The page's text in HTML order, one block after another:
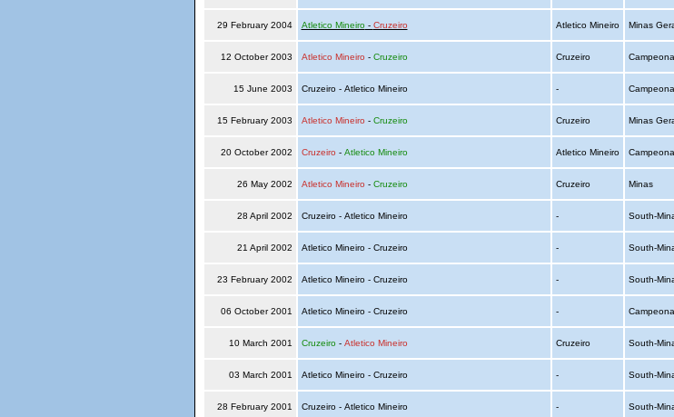
29 February 2004 Atletico Mineiro- Cruzeiro Atletico Mineiro Minas
12 October 2003 Atletico Mineiro - Cruzeiro Cruzeiro
15 June 2003 Cruzeiro - Atletico Mineiro -
15 February 2003 Atletico Mineiro - Cruzeiro Cruzeiro Minas
20 October 2002 Cruzeiro - Atletico Mineiro Atletico Mineiro
26 May 2002 Atletico Mineiro - Cruzeiro Cruzeiro Minas
28 April 2002 Cruzeiro - Atletico Mineiro - South-
21 April 2002 Atletico Mineiro - Cruzeiro - South-
23 February 2002 Atletico Mineiro - Cruzeiro - South-
06 October 2001 Atletico Mineiro - Cruzeiro -
10 March 2001 Cruzeiro- Atletico Mineiro Cruzeiro South-
03 March 2001 Atletico Mineiro - Cruzeiro - South-
28 February 2001 Cruzeiro - Atletico Mineiro - South-